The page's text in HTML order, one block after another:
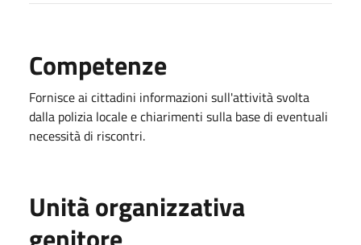
Competenze
Fornisce ai cittadini informazioni sull'attività svolta
dalla polizia locale e chiarimenti sulla base di eventuali
necessità di riscontri.
Unità organizzativa